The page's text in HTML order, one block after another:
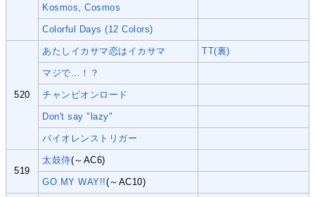
Kosmos, Cosmos
Colorful Days (12 Colors)
520
あたしイカサマ恋はイカサマ TT(裏)
マジで…！？
チャンピオンロード
Don't say "lazy"
バイオレンストリガー
519
太鼓侍(～AC6)
GO MY WAY!!(～AC10)